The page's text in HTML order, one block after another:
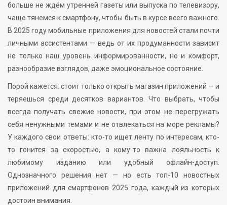
больше не ждём утренней газеты или выпуска по телевизору,
чаще тянемся к смартфону, чтобы быть в курсе всего важного.
В 2025 году мобильные приложения для новостей стали почти
личными ассистентами — ведь от их продуманности зависит
не только наш уровень информированности, но и комфорт,
разнообразие взглядов, даже эмоциональное состояние.
Порой кажется: стоит только открыть магазин приложений — и
теряешься среди десятков вариантов. Что выбрать, чтобы
всегда получать свежие новости, при этом не перегружать
себя ненужными темами и не отвлекаться на море рекламы?
У каждого свои ответы: кто-то ищет ленту по интересам, кто-
то гонится за скоростью, а кому-то важна лояльность к
любимому изданию или удобный офлайн-доступ.
Однозначного решения нет — но есть топ-10 новостных
приложений для смартфонов 2025 года, каждый из которых
достоин внимания.